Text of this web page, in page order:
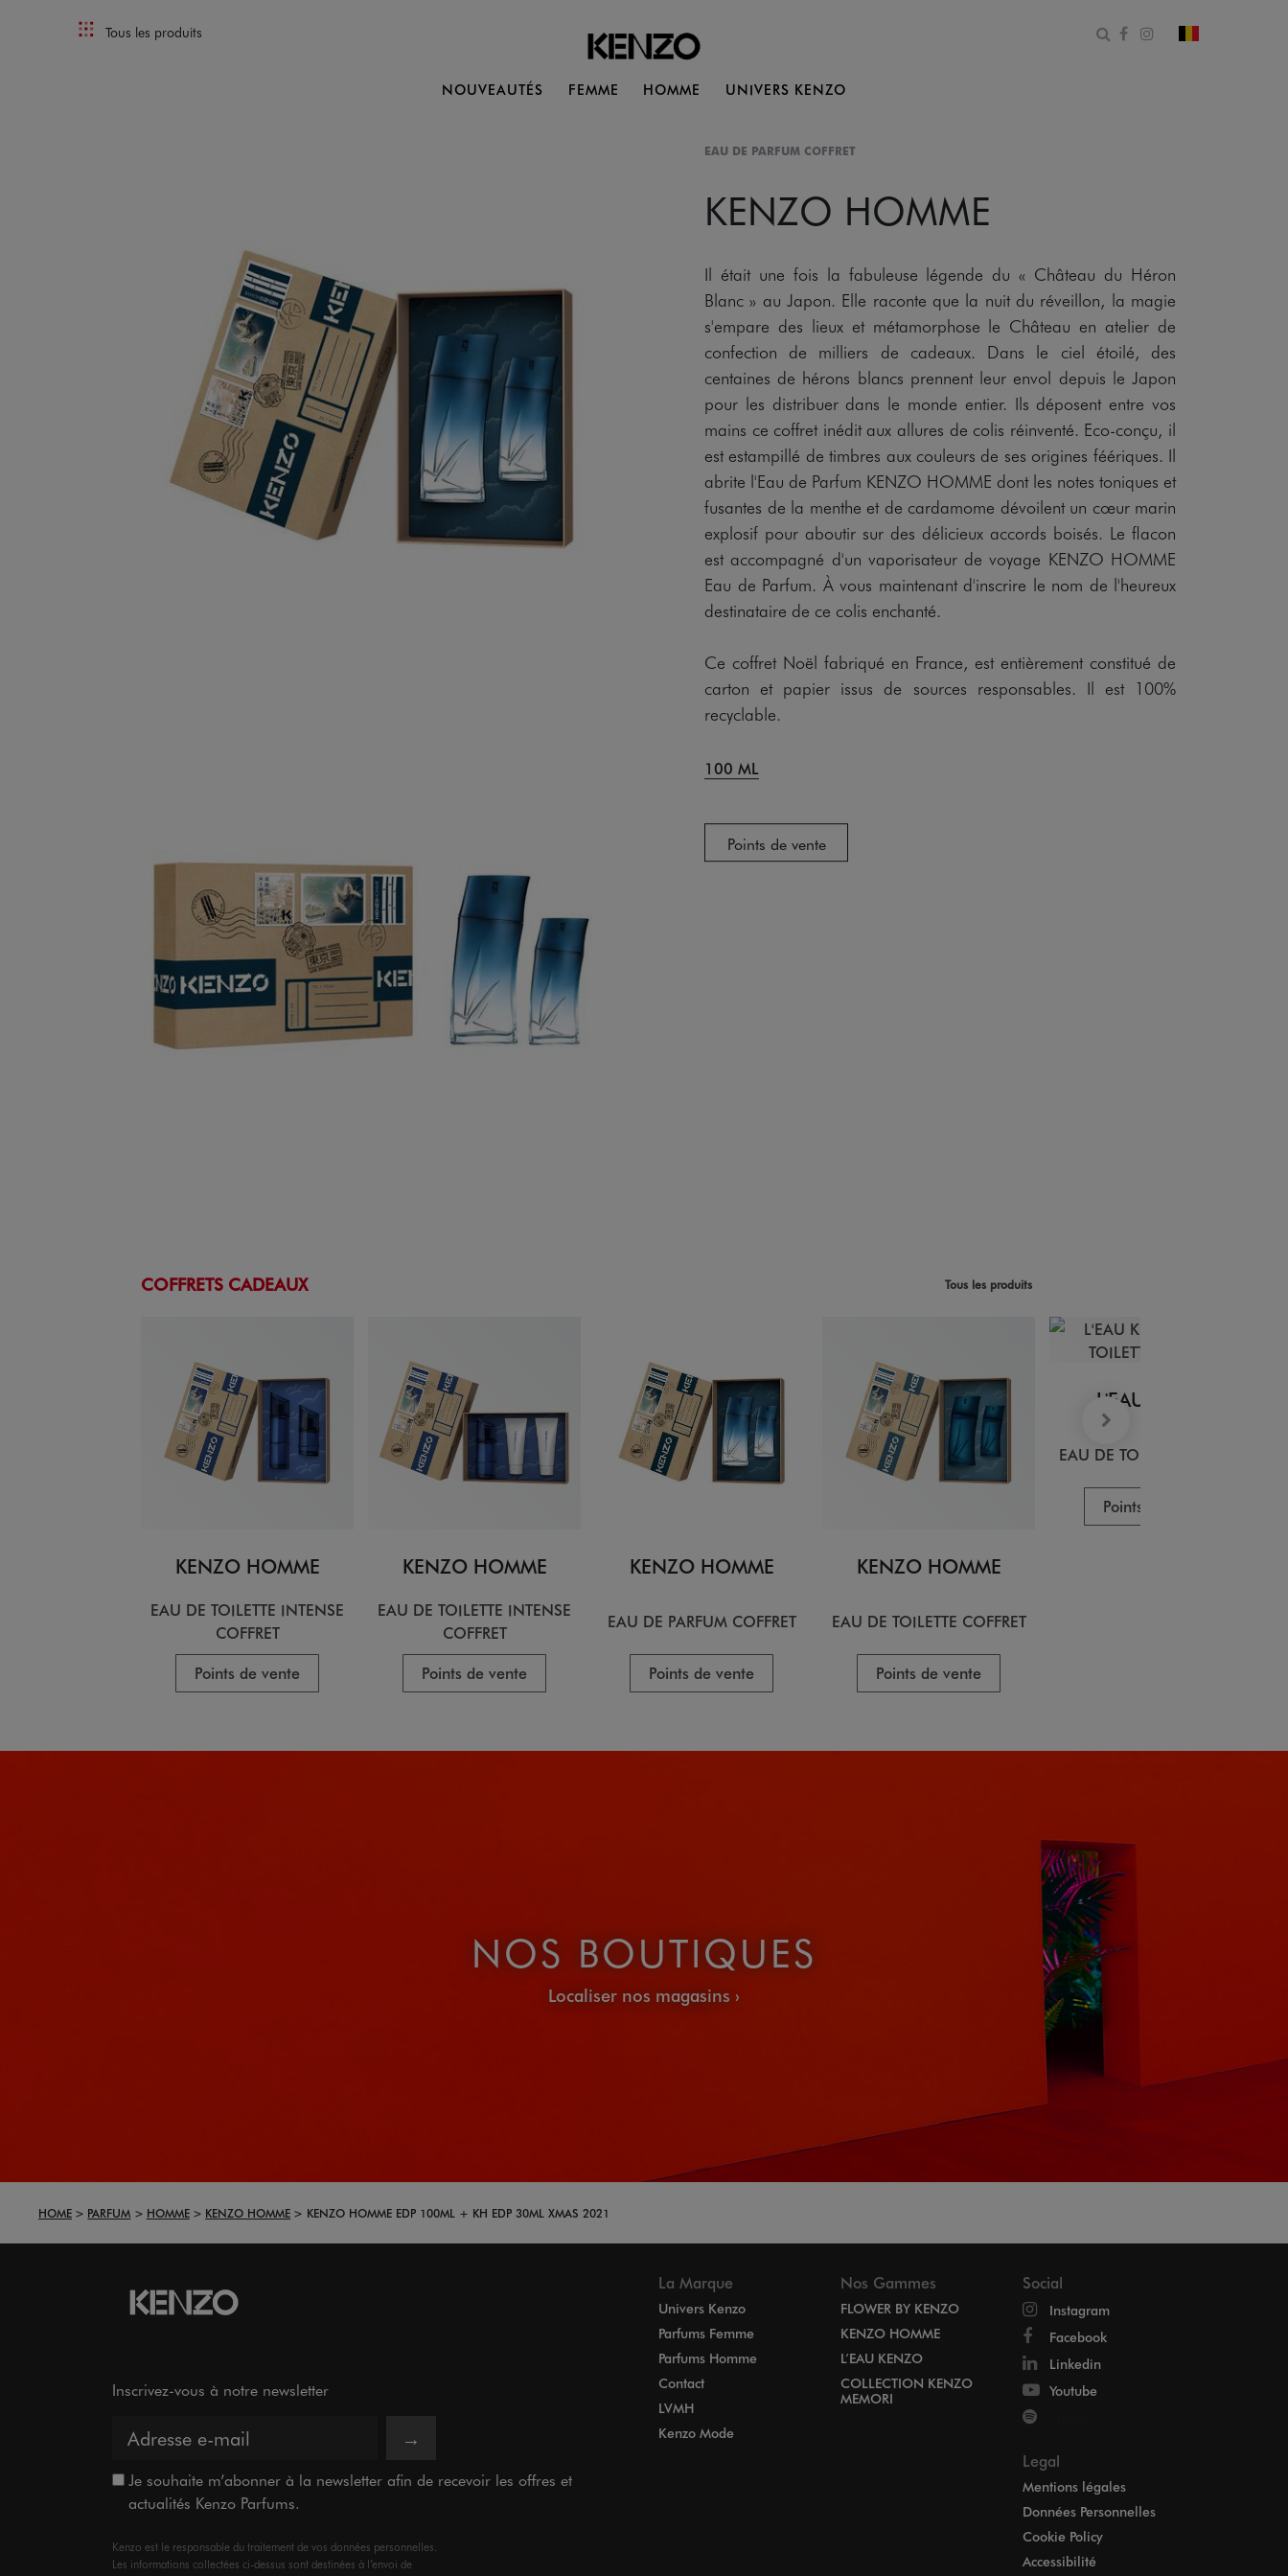
Tous les produits Ouvrir le formulaire de
Facebook
Instagram
changer le
NOUVEAUTÉS FEMME HOMME UNIVERS KENZO
EAU DE PARFUM COFFRET
KENZO HOMME
Il était une fois la fabuleuse légende du « Château du Héron
Blanc » au Japon. Elle raconte que la nuit du réveillon, la magie
s'empare des lieux et métamorphose le Château en atelier de
confection de milliers de cadeaux. Dans le ciel étoilé, des
centaines de hérons blancs prennent leur envol depuis le Japon
pour les distribuer dans le monde entier. Ils déposent entre vos
mains ce coffret inédit aux allures de colis réinventé. Eco-conçu, il
est estampillé de timbres aux couleurs de ses origines féériques. Il
abrite l'Eau de Parfum KENZO HOMME dont les notes toniques et
fusantes de la menthe et de cardamome dévoilent un cœur marin
explosif pour aboutir sur des délicieux accords boisés. Le flacon
est accompagné d'un vaporisateur de voyage KENZO HOMME
Eau de Parfum. À vous maintenant d'inscrire le nom de l'heureux
destinataire de ce colis enchanté.
Ce coffret Noël fabriqué en France, est entièrement constitué de
carton et papier issus de sources responsables. Il est 100%
recyclable.
100 ML
Points de vente
COFFRETS CADEAUX Tous les produits
KENZO HOMME
EAU DE TOILETTE INTENSE
COFFRET
Points de vente
KENZO HOMME
EAU DE TOILETTE INTENSE
COFFRET
Points de vente
KENZO HOMME
EAU DE PARFUM COFFRET
Points de vente
KENZO HOMME
EAU DE TOILETTE COFFRET
Points de vente
L'EAU KENZO
EAU DE TOILETTE COFFRET
Points de vente
NOS BOUTIQUES
Localiser nos magasins
HOME PARFUM HOMME KENZO HOMME KENZO HOMME EDP 100ML + KH EDP 30ML XMAS 2021
Inscrivez-vous à notre newsletter
→
Je souhaite m’abonner à la newsletter afin de recevoir les offres et
actualités Kenzo Parfums.
Kenzo est le responsable du traitement de vos données personnelles.
Les informations collectées ci-dessus sont destinées à l’envoi de
La Marque
Univers Kenzo
Parfums Femme
Parfums Homme
Contact
LVMH
Kenzo Mode
Nos Gammes
FLOWER BY KENZO
KENZO HOMME
L’EAU KENZO
COLLECTION KENZO
MEMORI
Social
Instagram
Facebook
Linkedin
Youtube
Legal
Mentions légales
Données Personnelles
Cookie Policy
Accessibilité